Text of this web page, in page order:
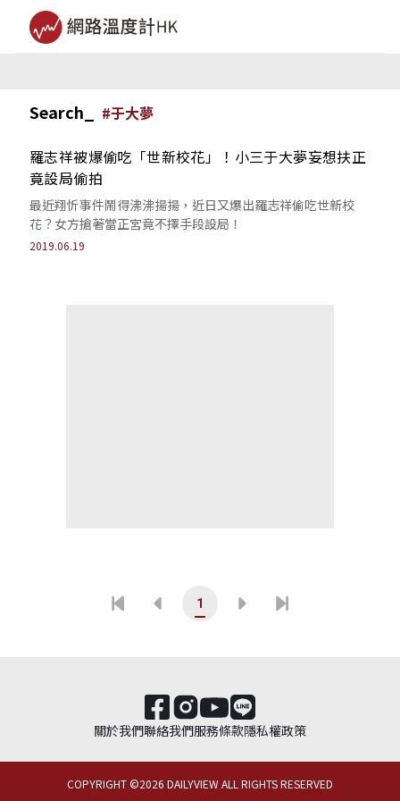
Search_ #于大夢
羅志祥被爆偷吃「世新校花」！小三于大夢妄想扶正
竟設局偷拍
最近翔忻事件鬧得沸沸揚揚，近日又爆出羅志祥偷吃世新校
花？女方搶著當正宮竟不擇手段設局！
2019.06.19
1
關於我們聯絡我們服務條款隱私權政策
COPYRIGHT ©2026 DAILYVIEW ALL RIGHTS RESERVED